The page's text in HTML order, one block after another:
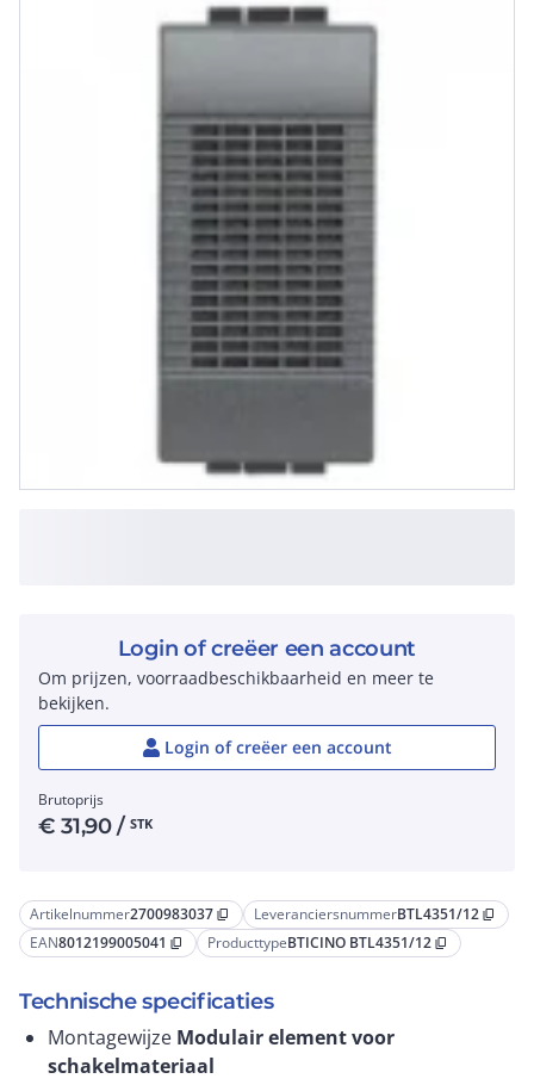
Artikelnummer2700983037 content_copy LeveranciersnummerBTL4351/12 content_copy
EAN8012199005041 content_copy ProducttypeBTICINO BTL4351/12 content_copy
Technische specificaties
Montagewijze Modulair element voor
schakelmateriaal
Login of creëer een account
Om prijzen, voorraadbeschikbaarheid en meer te
bekijken.
Login of creëer een account
Brutoprijs
€31,90/ STK